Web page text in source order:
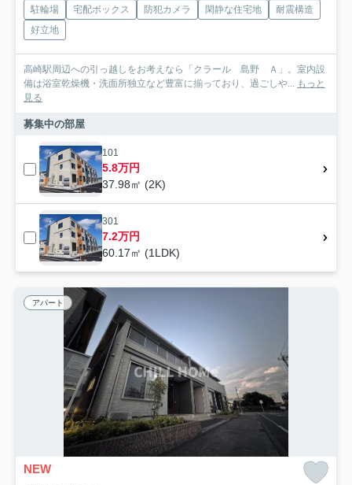
駐輪場 宅配ボックス 防犯カメラ 閑静な住宅地
耐震構造
好立地
高崎駅周辺への引っ越しをお考えなら「クラール 島野 Ａ」。室内設
備は浴室乾燥機・洗面所独立など豊富に揃っており、過ごしや... もっと
見る
募集中の部屋
101
5.8万円
37.98㎡ (2K)
301
7.2万円
60.17㎡ (1LDK)
アパート
NEW